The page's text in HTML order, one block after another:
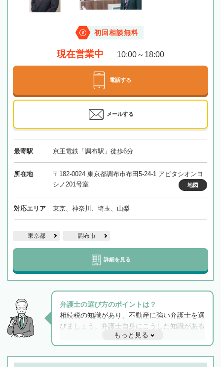
初回相談無料
現在営業中 10:00～18:00
電話する
メールする
最寄駅 京王電鉄「調布駅」徒歩6分
所在地
〒182-0024 東京都調布市布田5-24-1 アビタシオンヨ
シノ201号室
地図
対応エリア 東京、神奈川、埼玉、山梨
東京都 調布市
詳細を見る
弁護士の選び方のポイントは？
相続税の知識があり、不動産に強い弁護士を選
びましょう。弁護士自身にこうした知識がある
と他士業との連携もスムーズに進み、トラブル
解決のみならず相続をトータルで任せることが
できます。また、相続は感情がからむ分野なの
もっと見る